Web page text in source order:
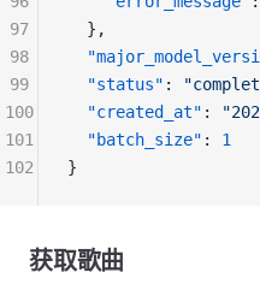
  },
"status" :
"created_at" :
"batch_size" : 1
}
97
98
99
100
101
102
获取歌曲